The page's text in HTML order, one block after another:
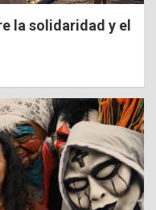
la solidaridad y el